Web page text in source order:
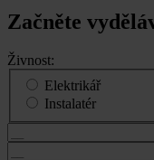
Začněte
Živnost:
Elektrikář
Instalatér